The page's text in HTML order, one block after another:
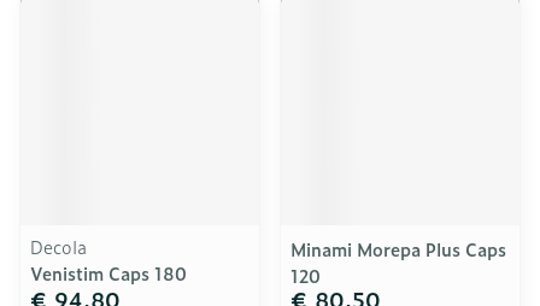
Decola
Venistim Caps 180
€ 94,80
Minami Morepa Plus Caps
120
€ 80,50